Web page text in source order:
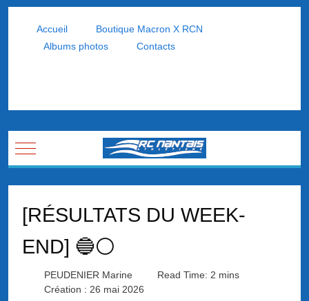
Accueil
Boutique Macron X RCN
Albums photos
Contacts
Mobile Menu Toggle
[RÉSULTATS DU WEEK-
END] 🔵⚪
PEUDENIER Marine
Read Time: 2 mins
Création : 26 mai 2026